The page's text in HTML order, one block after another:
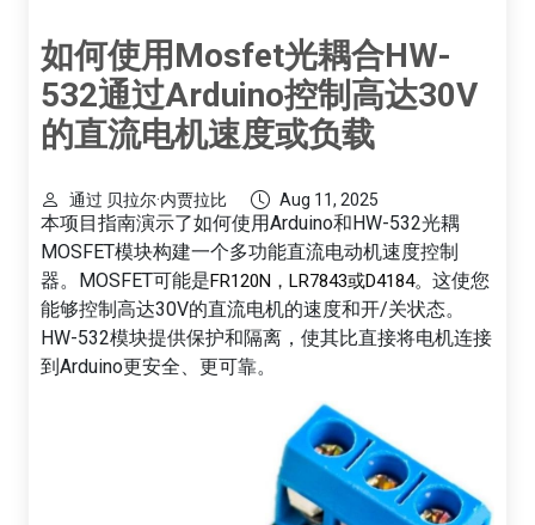
如何使用Mosfet光耦合HW-
532通过Arduino控制高达30V
的直流电机速度或负载
通过 贝拉尔·内贾拉比 Aug 11, 2025
本项目指南演示了如何使用Arduino和HW-532光耦
MOSFET模块构建一个多功能直流电动机速度控制
器。MOSFET可能是FR120N，LR7843或D4184。 这使您
能够控制高达30V的直流电机的速度和开/关状态。
HW-532模块提供保护和隔离，使其比直接将电机连接
到Arduino更安全、更可靠。